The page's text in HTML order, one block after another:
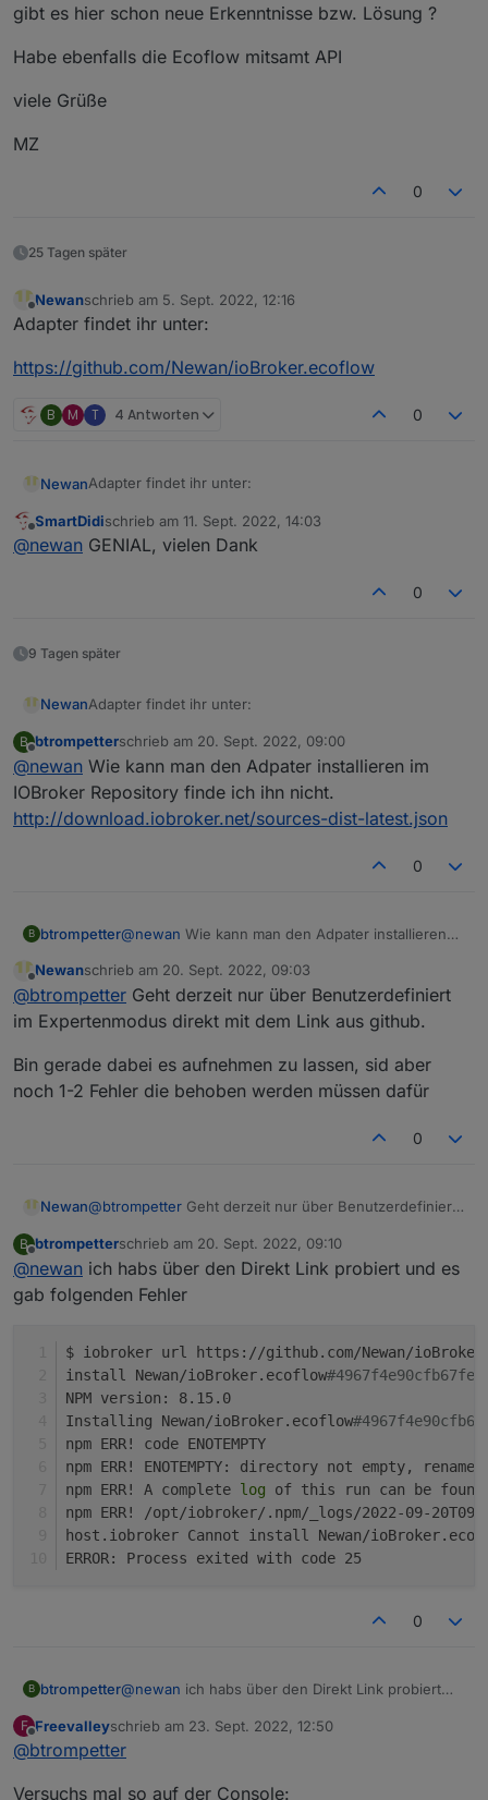
gibt es hier schon neue Erkenntnisse bzw. Lösung ?
Habe ebenfalls die Ecoflow mitsamt API
viele Grüße
MZ
0
25 Tagen später
Offline
Newanschrieb am 5. Sept. 2022, 12:16
zuletzt editiert von
Adapter findet ihr unter:
https://github.com/Newan/ioBroker.ecoflow
B M T 4 Antworten 0
NewanAdapter findet ihr unter:
https://github.com/Newan/ioBroker.ecoflow
SmartDidischrieb am 11. Sept. 2022, 14:03
zuletzt editiert von
@newan GENIAL, vielen Dank
0
9 Tagen später
NewanAdapter findet ihr unter:
https://github.com/Newan/ioBroker.ecoflow
B btrompetterschrieb am 20. Sept. 2022, 09:00
zuletzt editiert von
@newan Wie kann man den Adpater installieren im
IOBroker Repository finde ich ihn nicht.
http://download.iobroker.net/sources-dist-latest.json
0
B btrompetter@newan Wie kann man den Adpater installieren
http://download.iobroker.net/sources-dist-
latest.json
Offline
Newanschrieb am 20. Sept. 2022, 09:03
zuletzt editiert von
@btrompetter Geht derzeit nur über Benutzerdefiniert
im Expertenmodus direkt mit dem Link aus github.
Bin gerade dabei es aufnehmen zu lassen, sid aber
noch 1-2 Fehler die behoben werden müssen dafür
0
Newan@btrompetter Geht derzeit nur über Benutzerdefiniert
Bin gerade dabei es aufnehmen zu lassen, sid aber
noch 1-2 Fehler die behoben werden müssen dafür
B btrompetterschrieb am 20. Sept. 2022, 09:10
zuletzt editiert von
@newan ich habs über den Direkt Link probiert und es
gab folgenden Fehler
$ iobroker url https://github.com/Newan/
install Newan/ioBroker.ecoflow
NPM version: 8.15.0
Installing Newan/ioBroker.ecoflow
npm ERR! code ENOTEMPTY
npm ERR! ENOTEMPTY: directory not empty, rename
npm ERR! A complete log of this run can be
npm ERR! /opt/iobroker/.npm/_logs/2022-09-
host.iobroker Cannot install Newan/
ERROR: Process exited with code 25
0
B btrompetter@newan ich habs über den Direkt Link probiert
$ iobroker url https://github.com/Newan/
install Newan/
Installing Newan/
F
Offline
Freevalleyschrieb am 23. Sept. 2022, 12:50
zuletzt editiert von
@btrompetter
Versuchs mal so auf der Console: